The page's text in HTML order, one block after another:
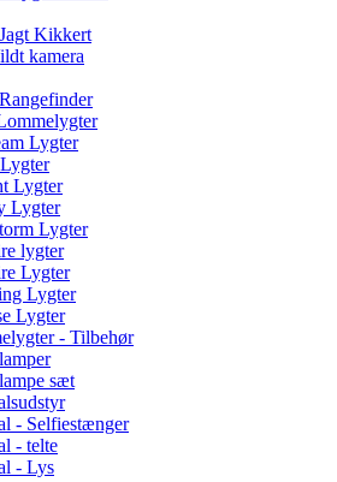
Kikkert
kamera
Lygter
Lygter
Lygter
Lygter
lygter
Lygter
Lygter
Lygter
- Tilbehør
sæt
- Selfiestænger
- telte
- Lys